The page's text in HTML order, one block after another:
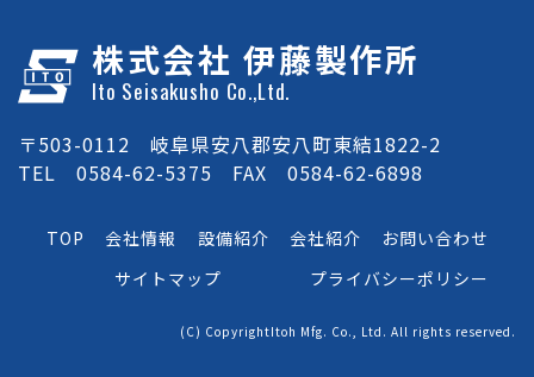
株式会社 伊藤製作所
Ito Seisakusho Co.,Ltd.
〒503-0112 岐阜県安八郡安八町東結1822-2
TEL 0584-62-5375 FAX 0584-62-6898
TOP 会社情報 設備紹介 会社紹介
お問い合わせ
サイトマップ
プライバシーポリシー
(C) CopyrightItoh Mfg. Co., Ltd. All rights reserved.